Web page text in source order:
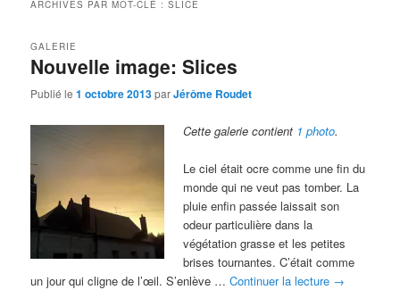
ARCHIVES PAR MOT-CLÉ :SLICE
Nouvelle image: Slices
GALERIE
Publié le1 octobre 2013parJérôme Roudet
Cette galerie contient 1 photo.
Le ciel était ocre comme une fin du
monde qui ne veut pas tomber. La
pluie enfin passée laissait son
odeur particulière dans la
végétation grasse et les petites
brises tournantes. C’était comme
un jour qui cligne de l’œil. S’enlève …Continuer la lecture →